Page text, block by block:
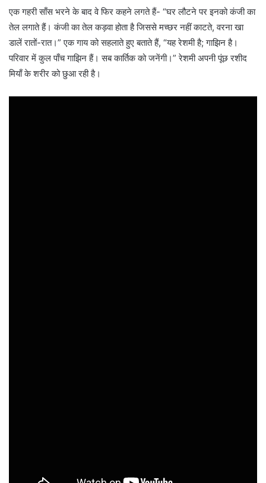
एक गहरी साँस भरने के बाद वे फिर कहने लगते हैं- “घर लौटने पर इनको कंजी का
तेल लगाते हैं। कंजी का तेल कड़वा होता है जिससे मच्छर नहीं काटते, वरना खा
डालें रातों-रात।” एक गाय को सहलाते हुए बताते हैं, “यह रेशमी है; गाझिन है।
परिवार में कुल पाँच गाझिन हैं। सब कार्तिक को जनेंगी।” रेशमी अपनी पूंछ रशीद
मियाँ के शरीर को छुआ रही है।